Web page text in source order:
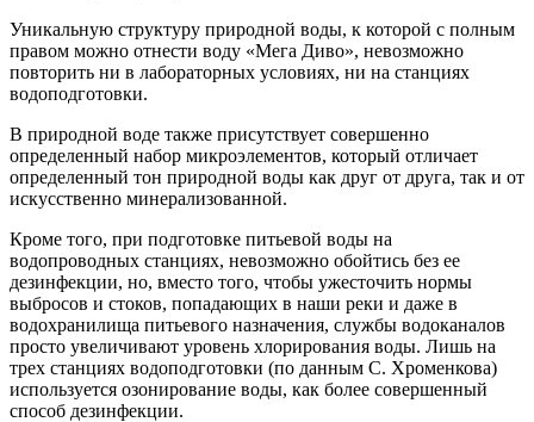
Уникальную структуру природной воды, к которой с полным
правом можно отнести воду «Мега Диво», невозможно
повторить ни в лабораторных условиях, ни на станциях
водоподготовки.
В природной воде также присутствует совершенно
определенный набор микроэлементов, который отличает
определенный тон природной воды как друг от друга, так и от
искусственно минерализованной.
Кроме того, при подготовке питьевой воды на
водопроводных станциях, невозможно обойтись без ее
дезинфекции, но, вместо того, чтобы ужесточить нормы
выбросов и стоков, попадающих в наши реки и даже в
водохранилища питьевого назначения, службы водоканалов
просто увеличивают уровень хлорирования воды. Лишь на
трех станциях водоподготовки (по данным С. Хроменкова)
используется озонирование воды, как более совершенный
способ дезинфекции.